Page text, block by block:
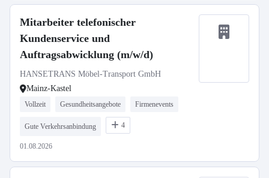
Mitarbeiter telefonischer
Kundenservice und
Auftragsabwicklung (m/w/d)
HANSETRANS Möbel-Transport GmbH
Mainz-Kastel
Vollzeit Gesundheitsangebote Firmenevents
Gute Verkehrsanbindung 4
01.08.2026